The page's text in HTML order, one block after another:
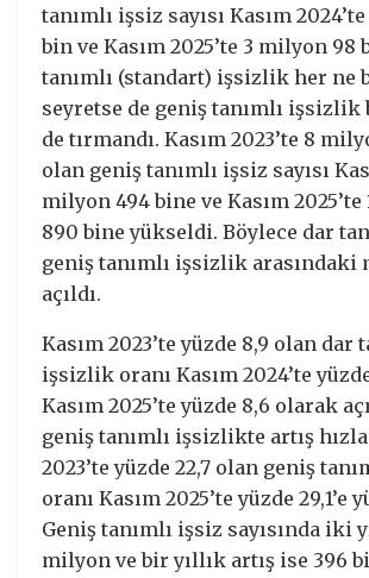
tanımlı işsiz sayısı Kasım
bin ve Kasım 2025’te 3 milyon 98
tanımlı (standart) işsizlik her ne
seyretse de geniş tanımlı işsizlik
de tırmandı. Kasım 2023’te 8
olan geniş tanımlı işsiz sayısı
milyon 494 bine ve Kasım 2025’te
890 bine yükseldi. Böylece dar
geniş tanımlı işsizlik arasındaki
açıldı.
Kasım 2023’te yüzde 8,9 olan dar
işsizlik oranı Kasım 2024’te
Kasım 2025’te yüzde 8,6 olarak
geniş tanımlı işsizlikte artış
2023’te yüzde 22,7 olan geniş
oranı Kasım 2025’te yüzde 29,1’e
Geniş tanımlı işsiz sayısında iki
milyon ve bir yıllık artış ise 396